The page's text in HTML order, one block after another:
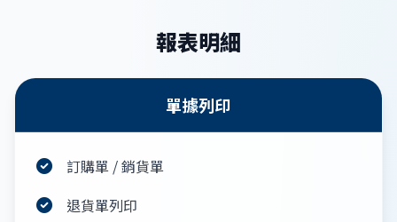
報表明細
單據列印
訂購單 / 銷貨單
退貨單列印